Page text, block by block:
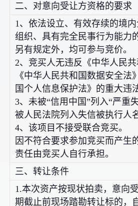
二、对意向受让方资格的要求
1、依法设立、有效存续的境
组织、具有完全民事行为能力
另有规定外，均可参与竞价。
2、竞买人无违反《中华人民共
《中华人民共和国数据安全法
国个人信息保护法》的重大违
3、未被“信用中国”列入“严重
被人民法院列入失信被执行人
4、该项目不接受联合竞买。
因不符合要求参加竞买而产生
责任由竞买人自行承担。
三、转让条件
1.本次资产按现状拍卖，意向
期截止前现场踏勘转让标的，